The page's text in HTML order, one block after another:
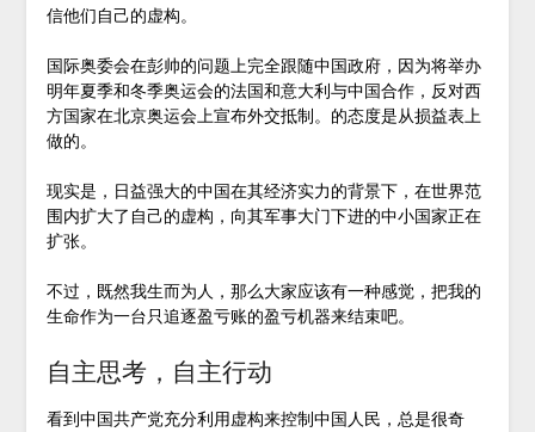
信他们自己的虚构。
国际奥委会在彭帅的问题上完全跟随中国政府，因为将举办
明年夏季和冬季奥运会的法国和意大利与中国合作，反对西
方国家在北京奥运会上宣布外交抵制。的态度是从损益表上
做的。
现实是，日益强大的中国在其经济实力的背景下，在世界范
围内扩大了自己的虚构，向其军事大门下进的中小国家正在
扩张。
不过，既然我生而为人，那么大家应该有一种感觉，把我的
生命作为一台只追逐盈亏账的盈亏机器来结束吧。
自主思考，自主行动
看到中国共产党充分利用虚构来控制中国人民，总是很奇